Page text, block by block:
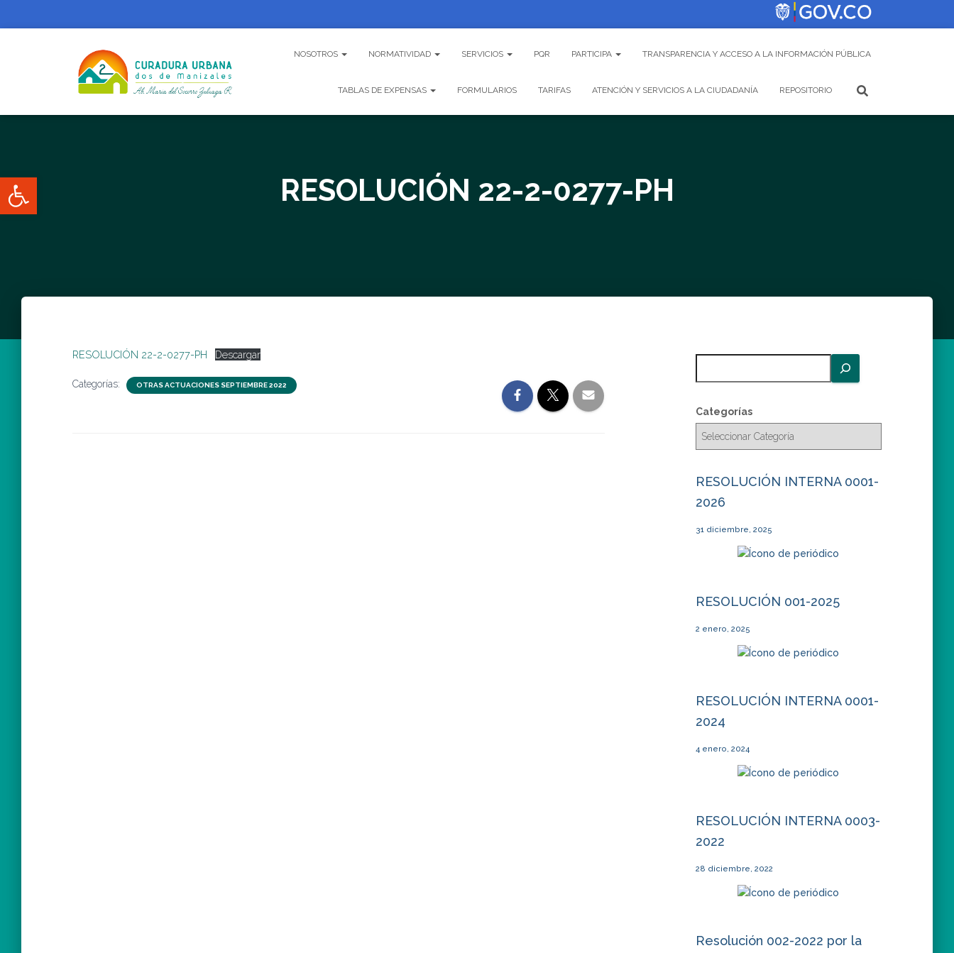
Abrir barra de herramientas
NOSOTROS NORMATIVIDAD SERVICIOS PQR PARTICIPA TRANSPARENCIA Y ACCESO A LA INFORMACIÓN PÚBLICA
TABLAS DE EXPENSAS FORMULARIOS TARIFAS ATENCIÓN Y SERVICIOS A LA CIUDADANÍA REPOSITORIO
RESOLUCIÓN 22-2-0277-PH
RESOLUCIÓN 22-2-0277-PH Descargar
Categorías: OTRAS ACTUACIONES SEPTIEMBRE 2022
c
a
Categorías
RESOLUCIÓN INTERNA 0001-
2026
31 diciembre, 2025
RESOLUCIÓN 001-2025
2 enero, 2025
RESOLUCIÓN INTERNA 0001-
2024
4 enero, 2024
RESOLUCIÓN INTERNA 0003-
2022
28 diciembre, 2022
Resolución 002-2022 por la